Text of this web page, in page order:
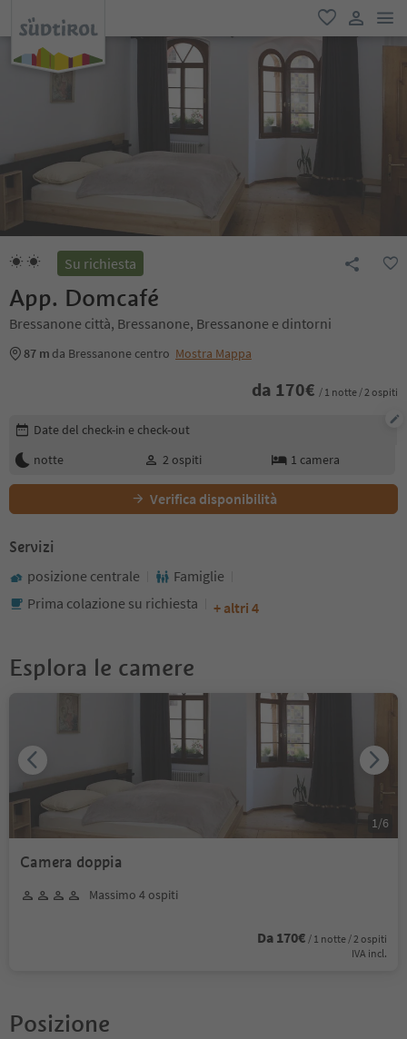
favoriti
user link
Su richiesta
App. Domcafé
Bressanone città, Bressanone, Bressanone e dintorni
87 m da Bressanone centro Mostra Mappa
da 170€ / 1 notte / 2 ospiti
Modifica i dettagli della prenotazione
Date del check-in e check-out
notte
2 ospiti 1 camera
Verifica disponibilità
Servizi
posizione centrale
Famiglie
Prima colazione su richiesta
+ altri 4
Esplora le camere
Camera doppia
Massimo 4 ospiti
Da 170€ / 1 notte / 2 ospiti
IVA incl.
1/6
Posizione